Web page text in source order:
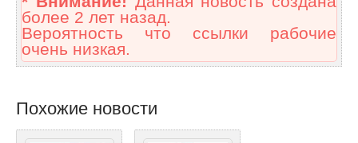
более 2 лет назад.
Вероятность что ссылки рабочие
очень низкая.
Похожие новости